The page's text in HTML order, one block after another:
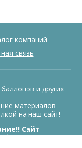
компаний
связь
и других
материалов
на наш сайт!
Сайт
баллонов